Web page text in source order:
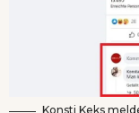
Konsti Keks